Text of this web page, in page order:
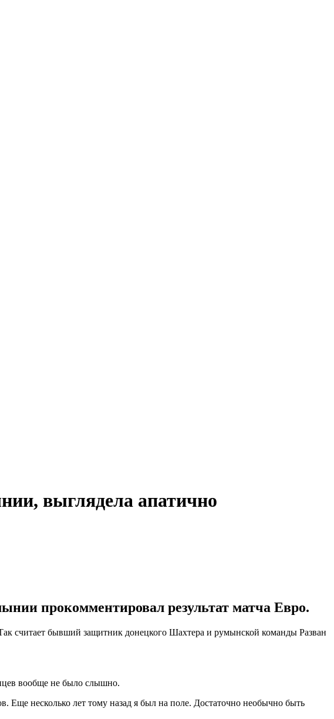
выглядела апатично
прокомментировал результат матча Евро.
считает бывший защитник донецкого Шахтера и румынской команды Разван
вообще не было слышно.
Еще несколько лет тому назад я был на поле. Достаточно необычно быть